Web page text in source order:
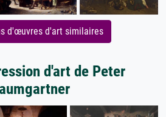
d'œuvres d'art similaires
d'art de Peter